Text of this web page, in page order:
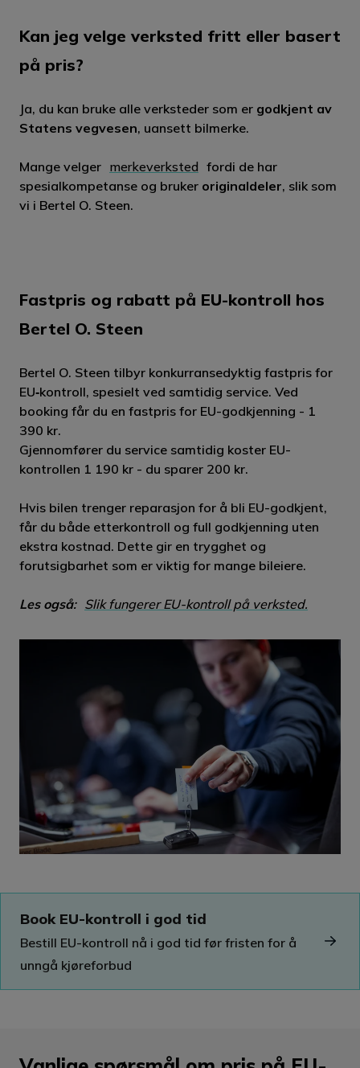
Kan jeg velge verksted fritt eller basert
på pris?
Ja, du kan bruke alle verksteder som er godkjent av
Statens vegvesen, uansett bilmerke.
Mange velger merkeverksted fordi de har
spesialkompetanse og bruker originaldeler, slik som
vi i Bertel O. Steen.
Fastpris og rabatt på EU-kontroll hos
Bertel O. Steen
Bertel O. Steen tilbyr konkurransedyktig fastpris for
EU‑kontroll, spesielt ved samtidig service. Ved
booking får du en fastpris for EU-godkjenning - 1
390 kr.
Gjennomfører du service samtidig koster EU-
kontrollen 1 190 kr - du sparer 200 kr.
Hvis bilen trenger reparasjon for å bli EU-godkjent,
får du både etterkontroll og full godkjenning uten
ekstra kostnad. Dette gir en trygghet og
forutsigbarhet som er viktig for mange bileiere.
Les også: Slik fungerer EU-kontroll på verksted.
Book EU-kontroll i god tid
Bestill EU-kontroll nå i god tid før fristen for å
unngå kjøreforbud